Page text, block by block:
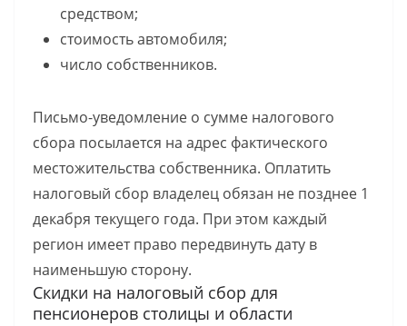
средством;
стоимость автомобиля;
число собственников.
Письмо-уведомление о сумме налогового
сбора посылается на адрес фактического
местожительства собственника. Оплатить
налоговый сбор владелец обязан не позднее 1
декабря текущего года. При этом каждый
регион имеет право передвинуть дату в
наименьшую сторону.
Скидки на налоговый сбор для
пенсионеров столицы и области